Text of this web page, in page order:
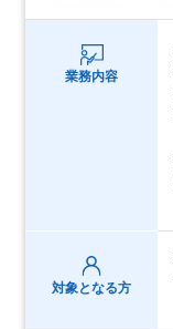
業務内容
対象となる方